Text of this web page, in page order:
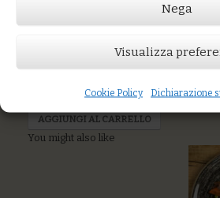
Nega
Visualizza
Cookie Policy Dichiarazione
AGGIUNGI AL CARRELLO
You might also like